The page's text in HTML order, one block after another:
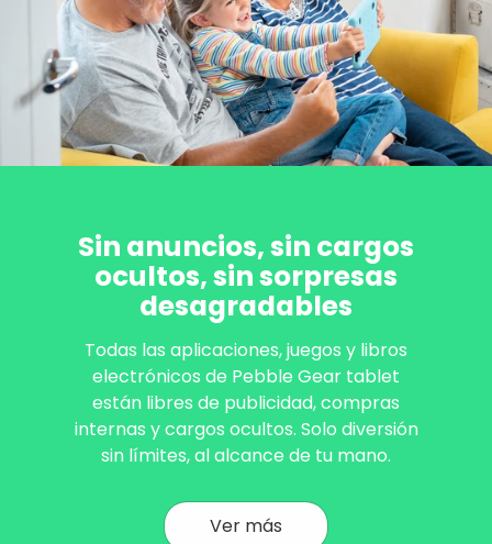
Sin anuncios, sin cargos
ocultos, sin sorpresas
desagradables
Todas las aplicaciones, juegos y libros
electrónicos de Pebble Gear tablet
están libres de publicidad, compras
internas y cargos ocultos. Solo diversión
sin límites, al alcance de tu mano.
Ver más